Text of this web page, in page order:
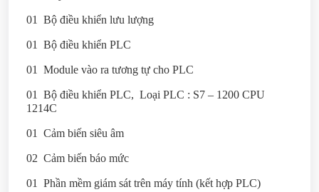
01 Bộ điều khiển lưu lượng
01 Bộ điều khiển PLC
01 Module vào ra tương tự cho PLC
01 Bộ điều khiển PLC, Loại PLC : S7 – 1200 CPU
1214C
01 Cảm biến siêu âm
02 Cảm biến báo mức
01 Phần mềm giám sát trên máy tính (kết hợp PLC)